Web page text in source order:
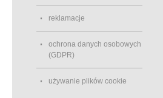
reklamacje
ochrona danych osobowych
(GDPR)
używanie plików cookie